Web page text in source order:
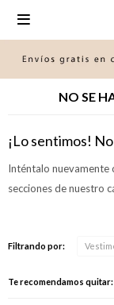

NO SE
¡Lo sentimos!
Inténtalo
secciones de nuestro
Filtrando por:
Te recomendamos quitar: